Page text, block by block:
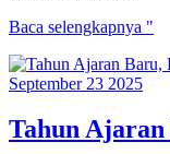
Pembagian
dan
Obat
kepada
Siswa
Baca selengkapnya "
September 23 2025
Tahun